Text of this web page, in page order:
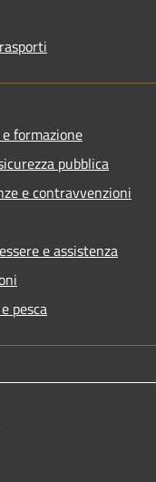
formazione
pubblica
e contravvenzioni
e assistenza
pesca